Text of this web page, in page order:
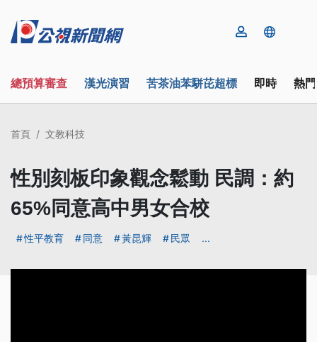
總預算審查 漢光演習 苦茶油苯駢芘超標 即時 熱
首頁 文教科技
性別刻板印象觀念鬆動 民調：約
65%同意高中男女合校
性平教育 同意 黃昆輝 民眾 ...